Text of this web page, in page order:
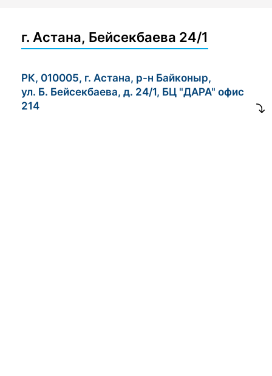
г. Астана, Бейсекбаева 24/1
РК, 010005, г. Астана, р-н Байконыр,
ул. Б. Бейсекбаева, д. 24/1, БЦ "ДАРА" офис
214